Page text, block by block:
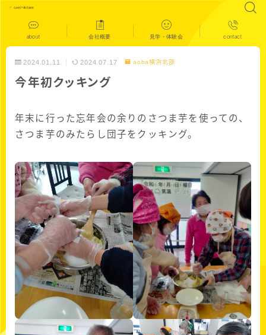
about 会社概要 見学・体験会 contact
2024.01.11 2024.07.17 aoba横浜北部
今年初クッキング
年末に行った忘年会の余りのさつま芋を使っての、
さつま芋のみたらし団子をクッキング。